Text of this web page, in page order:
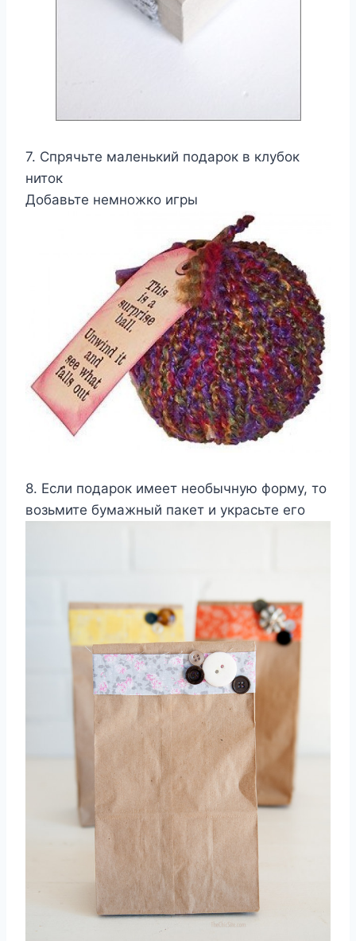
7. Спрячьте маленький подарок в клубок
ниток
Добавьте немножко игры
8. Если подарок имеет необычную форму, то
возьмите бумажный пакет и украсьте его